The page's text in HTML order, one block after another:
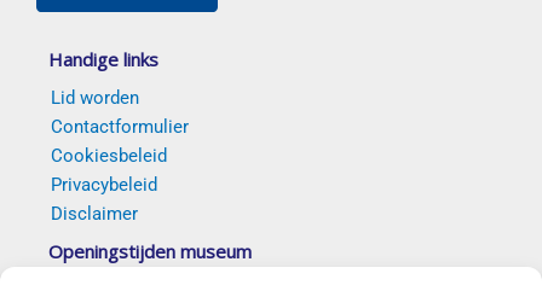
Handige links
Lid worden
Contactformulier
Cookiesbeleid
Privacybeleid
Disclaimer
Openingstijden museum